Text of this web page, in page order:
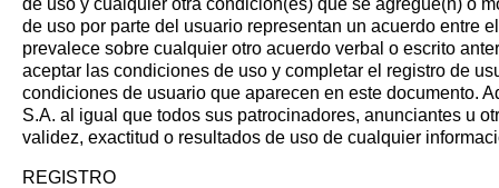
de uso y cualquier otra condición(es) que se agregue(n) o
de uso por parte del usuario representan un acuerdo entre
prevalece sobre cualquier otro acuerdo verbal o escrito
aceptar las condiciones de uso y completar el registro de
condiciones de usuario que aparecen en este documento.
S.A. al igual que todos sus patrocinadores, anunciantes u
validez, exactitud o resultados de uso de cualquier
REGISTRO